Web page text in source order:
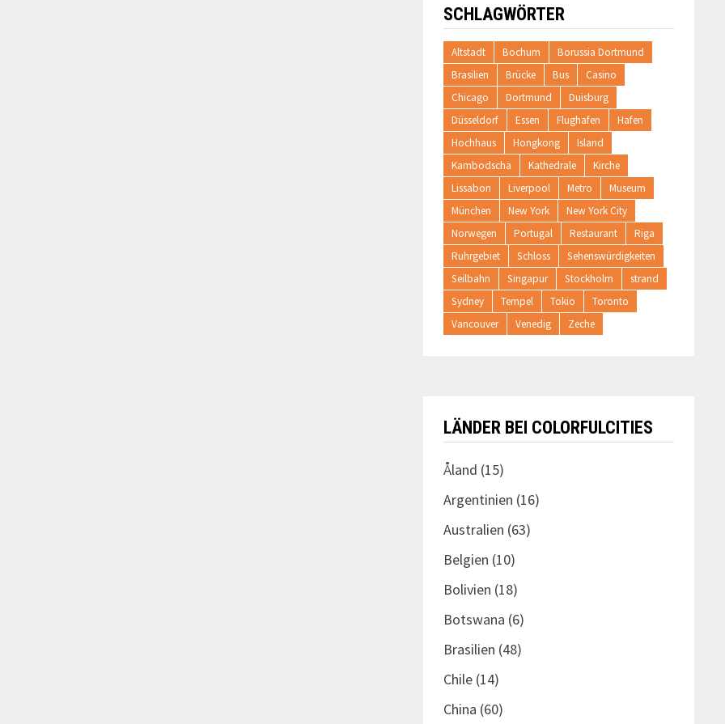
SCHLAGWÖRTER
Altstadt Bochum
Borussia Dortmund
Brasilien
Brücke Bus
Casino
Chicago
Dortmund
Duisburg
Düsseldorf
Essen Flughafen
Hafen
Hochhaus
Hongkong
Island
Kambodscha
Kathedrale
Kirche
Lissabon
Liverpool Metro
Museum
München
New York
New York City
Norwegen
Portugal Restaurant
Riga
Ruhrgebiet
Schloss
Sehenswürdigkeiten
Seilbahn
Singapur Stockholm
strand
Sydney
Tempel Tokio
Toronto
Vancouver
Venedig Zeche
LÄNDER BEI COLORFULCITIES
Åland (15)
Argentinien (16)
Australien (63)
Belgien (10)
Bolivien (18)
Botswana (6)
Brasilien (48)
Chile(14)
China (60)